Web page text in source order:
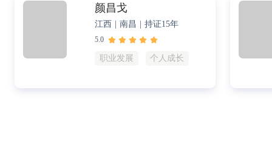
颜昌戈
江西 | 南昌 | 持证15年
5.0
职业发展 个人成长